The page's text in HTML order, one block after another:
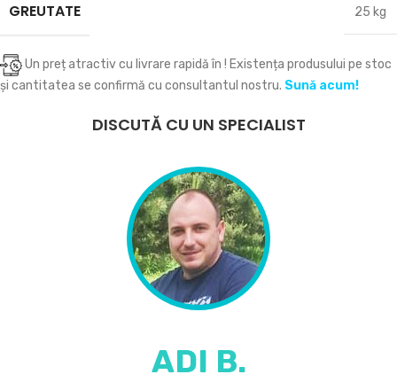
GREUTATE 25 kg
Un preț atractiv cu livrare rapidă în ! Existența produsului pe stoc
și cantitatea se confirmă cu consultantul nostru. Sună acum!
DISCUTĂ CU UN SPECIALIST
ADI B.